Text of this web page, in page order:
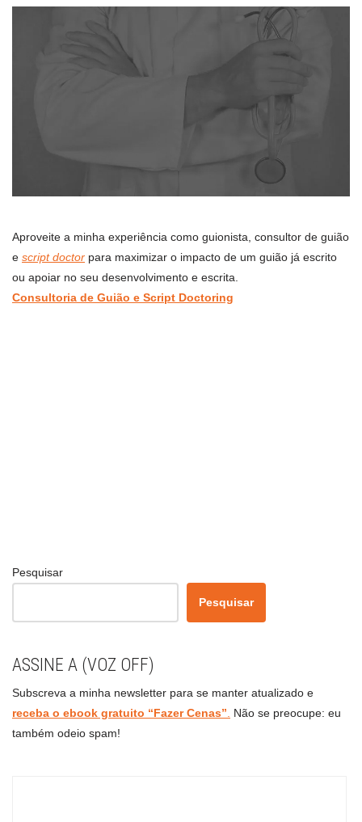
Aproveite a minha experiência como guionista, consultor de guião
e script doctor para maximizar o impacto de um guião já escrito
ou apoiar no seu desenvolvimento e escrita.
Consultoria de Guião e Script Doctoring
Pesquisar
Pesquisar
ASSINE A (VOZ OFF)
Subscreva a minha newsletter para se manter atualizado e
receba o ebook gratuito “Fazer Cenas”
Não se preocupe: eu
também odeio spam!